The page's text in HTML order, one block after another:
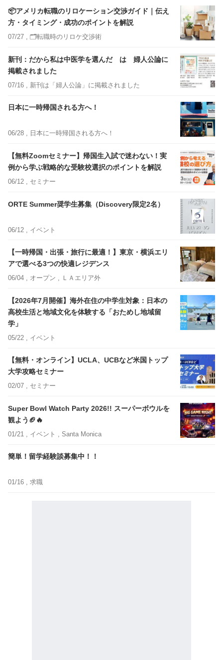
📦アメリカ転職のリロケーション交渉ガイド｜伝え
方・タイミング・成功のポイントを解説
07/27 , 🗂️転職時のリロケ交渉術
新刊：だから私は中医学を選んだ は 婦人公論に
掲載されました
07/16 , 新刊は「婦人公論」に掲載されました
日本に一時帰国される方へ！
06/28 , 日本に一時帰国される方へ！
【無料Zoomセミナー】帰国生入試で迷わない！実
例から学ぶ戦略的な受験校選択のポイントを解説
06/12 , セミナー
ORTE Summer奨学生募集（Discovery限定2名）
06/12 , イベント
【一時帰国・出張・旅行に最適！】東京・横浜エリ
アで選べる3つの快適レジデンス
06/04 , オープン , ＬＡエリア外
【2026年7月開催】海外在住の中学生対象：日本の
高校生活と地域文化を体験する「おためし地域留
学」
05/22 , イベント
【無料・オンライン】UCLA、UCBなど米国トップ
大学攻略セミナー
02/07 , セミナー
Super Bowl Watch Party 2026!! スーパーボウルを
観よう🏈🔥
01/21 , イベント , Santa Monica
簡単！留学経験談募集中！！
01/16 , 求職